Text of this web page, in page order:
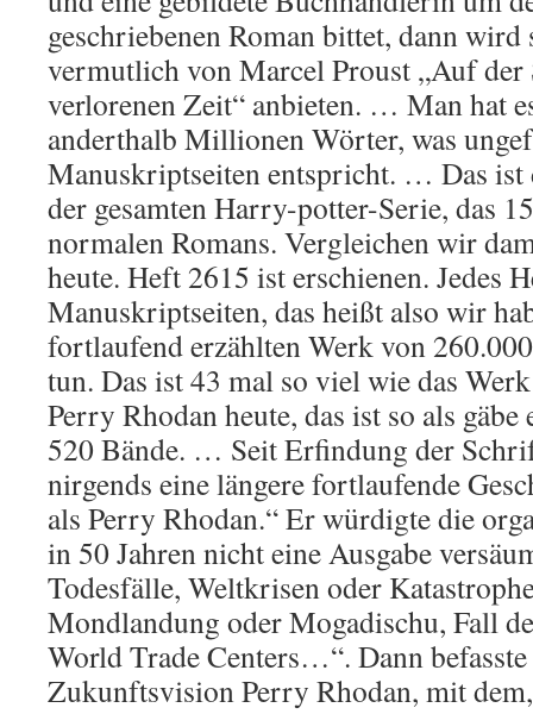
geschriebenen Roman bittet, dann
vermutlich von Marcel Proust „Auf der
verlorenen Zeit“ anbieten. … Man hat
anderthalb Millionen Wörter, was
Manuskriptseiten entspricht. … Das ist
der gesamten Harry-potter-Serie, das
normalen Romans. Vergleichen wir
heute. Heft 2615 ist erschienen. Jedes
Manuskriptseiten, das heißt also wir
fortlaufend erzählten Werk von
tun. Das ist 43 mal so viel wie das
Perry Rhodan heute, das ist so als
520 Bände. … Seit Erfindung der
nirgends eine längere fortlaufende
als Perry Rhodan.“ Er würdigte die
in 50 Jahren nicht eine Ausgabe
Todesfälle, Weltkrisen oder
Mondlandung oder Mogadischu, Fall
World Trade Centers…“. Dann
Zukunftsvision Perry Rhodan, mit